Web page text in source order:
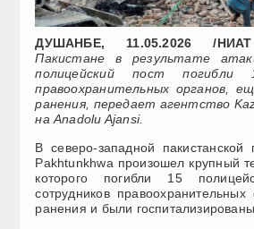
ДУШАНБЕ, 11.05.2026 /
Пакистане в результате
полицейский пост погибли
правоохранительных органов,
ранения, передает агентство
на Anadolu Ajansi.
В северо-западной пакистанской
Pakhtunkhwa произошел крупный
которого погибли 15
сотрудников правоохранительных
ранения и были